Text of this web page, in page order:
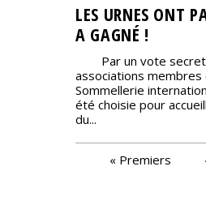
LES URNES ONT
A GAGNÉ !
Par un vote secret
associations membres
Sommellerie
été choisie pour
du...
PAGES« Premiers